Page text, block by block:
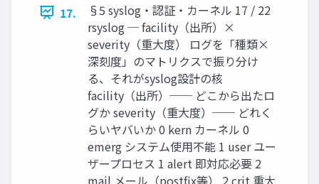
17.
§5 syslog・認証・カーネル 17 / 22
rsyslog ─ facility（出所）×
severity（重大度） ログを「種類×
深刻度」のマトリクスで振り分け
る、それがsyslog設計の核
facility（出所）── どこから出たロ
グか severity（重大度）── どれく
らいヤバいか 0 kern カーネル 0
emerg システム使用不能 1 user ユー
ザープロセス 1 alert 即対応必要 2
mail メール（postfix等） 2 crit 重大